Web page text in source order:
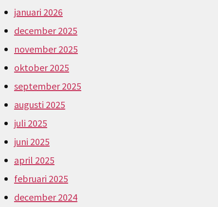
januari 2026
december 2025
november 2025
oktober 2025
september 2025
augusti 2025
juli 2025
juni 2025
april 2025
februari 2025
december 2024